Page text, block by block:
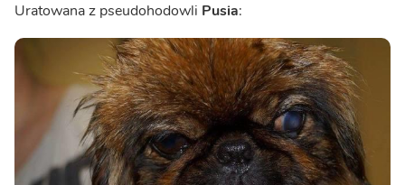
Uratowana z pseudohodowli Pusia: